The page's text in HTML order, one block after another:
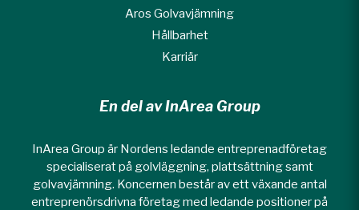
Aros Golvavjämning
Hållbarhet
Karriär
En del av InArea Group
InArea Group är Nordens ledande entreprenadföretag
specialiserat på golvläggning, plattsättning samt
golvavjämning. Koncernen består av ett växande antal
entreprenörsdrivna företag med ledande positioner på